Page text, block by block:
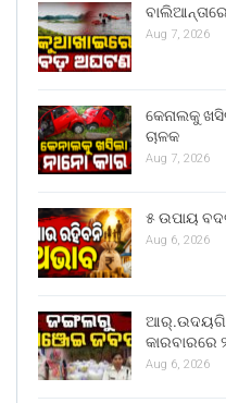
Aug 7, 2026
କେନାଲକୁ
ଚାଳକ
Aug 7, 2026
୫ ଉପାୟ
Aug 6, 2026
କାରବାରରେ
Aug 6, 2026